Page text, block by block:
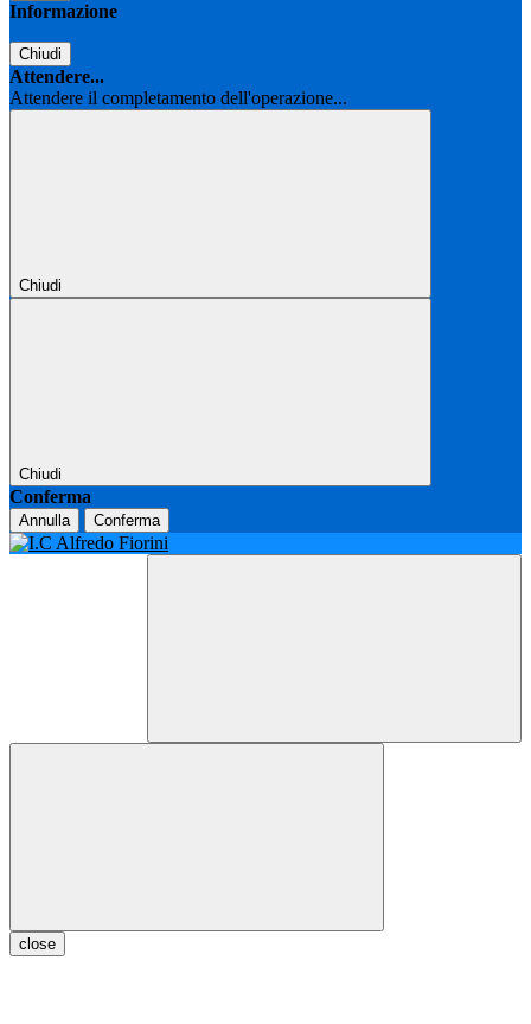
Informazione
Chiudi
Attendere...
Attendere il completamento dell'operazione...
Chiudi
Chiudi
Conferma
Annulla Conferma
close